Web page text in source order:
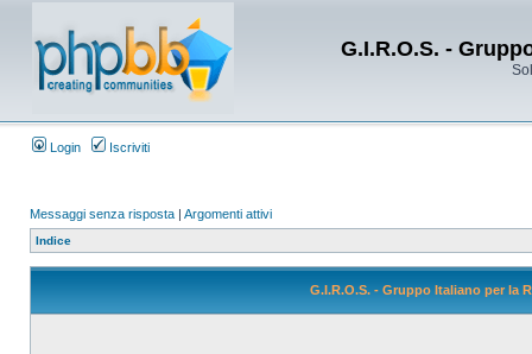
G.I.R.O.S. -
Login Iscriviti
Messaggi senza risposta | Argomenti attivi
Indice
G.I.R.O.S. - Gruppo Italiano per la